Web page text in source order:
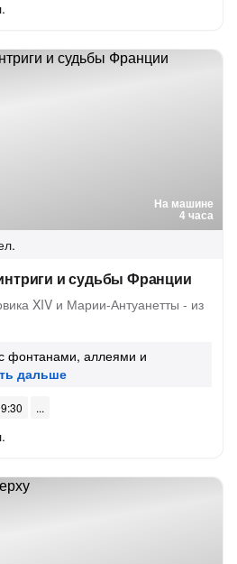
На машине
4 часа
и судьбы Франции
XIV и Марии-Антуанетты - из
фонтанами, аллеями и